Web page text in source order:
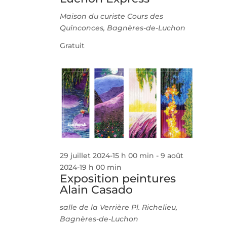
Maison du curiste Cours des
Quinconces, Bagnères-de-Luchon
Gratuit
Exposition peintures
Alain Casado
29 juillet 2024-15 h 00 min -9 août
2024-19 h 00 min
salle de la VerrièrePl. Richelieu,
Bagnères-de-Luchon